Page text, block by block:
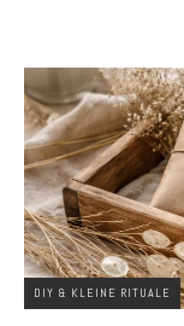
DIY & KLEINE RITUALE